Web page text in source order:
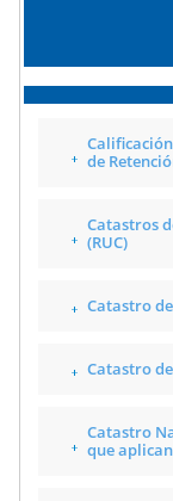
de
Catastros
(RUC)
Catastro
Catastro
Catastro
que